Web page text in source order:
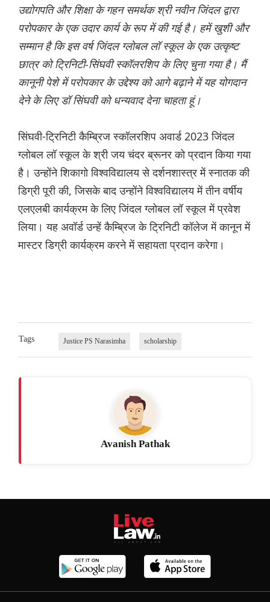
उद्योगपति और शिक्षा के गहन समर्थक श्री नवीन जिंदल द्वारा
परोपकार के एक उदार कार्य के रूप में की गई है। हमें खुशी और
सम्मान है कि इस वर्ष जिंदल ग्लोबल लॉ स्कूल के एक उत्कृष्ट
छात्र को ट्रिनिटी-सिंघवी स्कॉलरशिप के लिए चुना गया है। मैं
कानूनी पेशे में परोपकार के उद्देश्य को आगे बढ़ाने में यह योगदान
देने के लिए डॉ सिंघवी को धन्यवाद देना चाहता हूं।
सिंघवी-ट्रिनिटी कैम्ब्रिज स्कॉलरशिप अवार्ड 2023 जिंदल
ग्लोबल लॉ स्कूल के श्री जय चंदर ब्रूनर को प्रदान किया गया
है। उन्होंने शिकागो विश्वविद्यालय से दर्शनशास्त्र में स्नातक की
डिग्री पूरी की, जिसके बाद उन्होंने विश्वविद्यालय में तीन वर्षीय
एलएलबी कार्यक्रम के लिए जिंदल ग्लोबल लॉ स्कूल में प्रवेश
लिया। यह अवॉर्ड उन्हें कैम्ब्रिज के ट्रिनिटी कॉलेज में कानून में
मास्टर डिग्री कार्यक्रम करने में सहायता प्रदान करेगा।
Tags Justice PS Narasimha scholarship
Avanish Pathak